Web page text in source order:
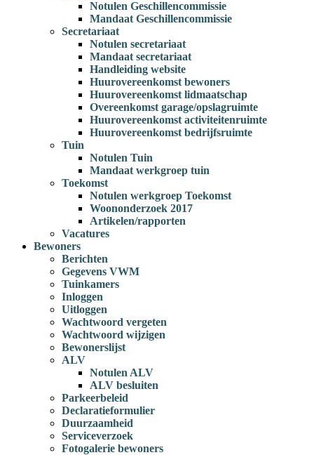
Notulen Geschillencommissie
Mandaat Geschillencommissie
Secretariaat
Notulen secretariaat
Mandaat secretariaat
Handleiding website
Huurovereenkomst bewoners
Huurovereenkomst lidmaatschap
Overeenkomst garage/opslagruimte
Huurovereenkomst activiteitenruimte
Huurovereenkomst bedrijfsruimte
Tuin
Notulen Tuin
Mandaat werkgroep tuin
Toekomst
Notulen werkgroep Toekomst
Woononderzoek 2017
Artikelen/rapporten
Vacatures
Bewoners
Berichten
Gegevens VWM
Tuinkamers
Inloggen
Uitloggen
Wachtwoord vergeten
Wachtwoord wijzigen
Bewonerslijst
ALV
Notulen ALV
ALV besluiten
Parkeerbeleid
Declaratieformulier
Duurzaamheid
Serviceverzoek
Fotogalerie bewoners